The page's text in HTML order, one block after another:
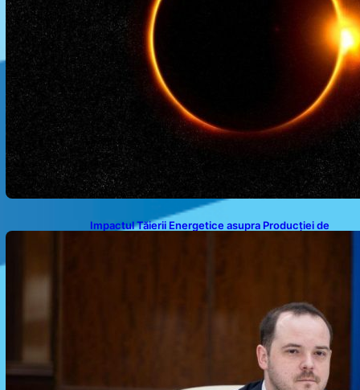
Impactul Tăierii Energetice asupra Producției de